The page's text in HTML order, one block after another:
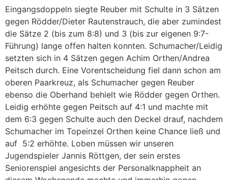
Eingangsdoppeln siegte Reuber mit Schulte in 3 Sätzen
gegen Rödder/Dieter Rautenstrauch, die aber zumindest
die Sätze 2 (bis zum 8:8) und 3 (bis zur eigenen 9:7-
Führung) lange offen halten konnten. Schumacher/Leidig
setzten sich in 4 Sätzen gegen Achim Orthen/Andrea
Peitsch durch. Eine Vorentscheidung fiel dann schon am
oberen Paarkreuz, als Schumacher gegen Reuber
ebenso die Oberhand behielt wie Rödder gegen Orthen.
Leidig erhöhte gegen Peitsch auf 4:1 und machte mit
dem 6:3 gegen Schulte auch den Deckel drauf, nachdem
Schumacher im Topeinzel Orthen keine Chance ließ und
auf 5:2 erhöhte. Loben müssen wir unseren
Jugendspieler Jannis Röttgen, der sein erstes
Seniorenspiel angesichts der Personalknappheit an